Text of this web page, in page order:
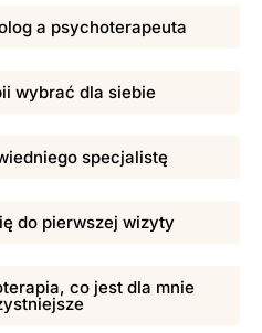
a psychoterapeuta
wybrać dla siebie
specjalistę
do pierwszej wizyty
co jest dla mnie